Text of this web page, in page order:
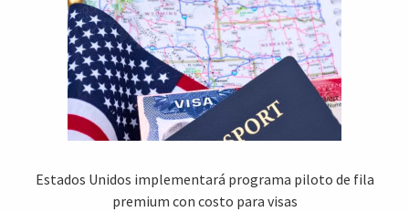
Estados Unidos implementará programa piloto de fila
premium con costo para visas